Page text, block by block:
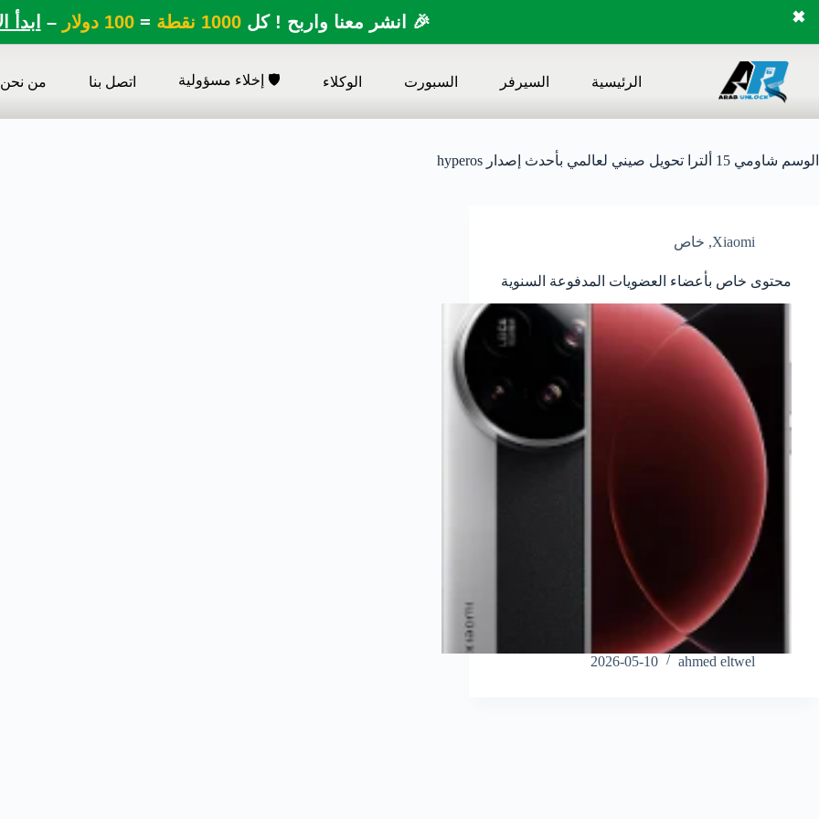
🎉 انشر معنا واربح ! كل1000 نقطة =100 دولار – ابدأ ✖
المحتوى
الرئيسية السيرفر السبورت الوكلاء 🛡️ إخلاء مسؤولية اتصل بنا من نحن
الوسم شاومي 15 ألترا تحويل صيني لعالمي بأحدث إصدار hyperos
Xiaomi
, خاص
محتوى خاص بأعضاء العضويات المدفوعة السنوية
ahmed eltwel
2026-05-10